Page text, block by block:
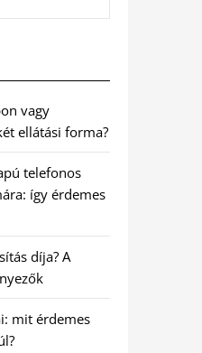
vagy
ellátási forma?
telefonos
így érdemes
díja? A
mit érdemes